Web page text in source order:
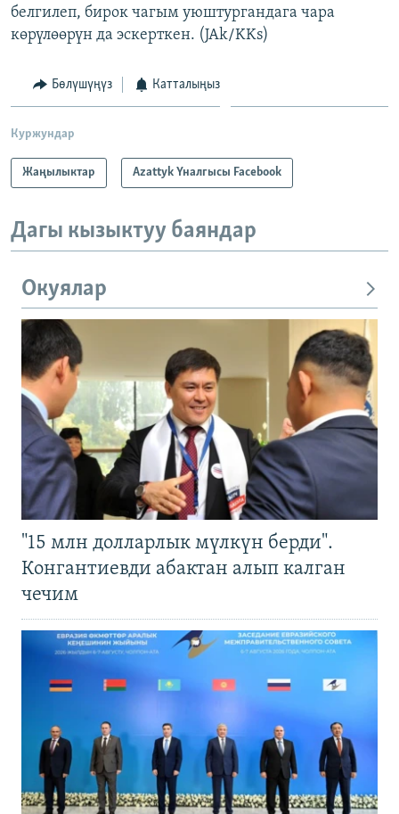
белгилеп, бирок чагым уюштургандага чара
көрүлөөрүн да эскерткен. (JAk/KKs)
Бөлүшүңүз Катталыңыз
Куржундар
Жаңылыктар Azattyk Үналгысы Facebook
Дагы кызыктуу баяндар
Окуялар
"15 млн долларлык мүлкүн берди".
Конгантиевди абактан алып калган
чечим